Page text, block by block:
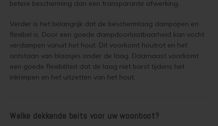
Woonboot oliën
Woonboot beitsen
Schutting behandelen
Veranda verven met de meest duurzame verf van Jotun
Tuinhuis verven in de kleuren wit en grijs
Tuinhuis verven met Jotun Demidekk Ultimate
Jotun Kleurencombinaties
Demidekk Ultimate Tackfarg
Oude Jotun Producten
betere bescherming dan een transparante afwerking.
Verder is het belangrijk dat de beschermlaag dampopen en
flexibel is. Door een goede dampdoorlaatbaarheid kan vocht
verdampen vanuit het hout. Dit voorkomt houtrot en het
ontstaan van blaasjes onder de laag. Daarnaast voorkomt
een goede flexibiliteit dat de laag niet barst tijdens het
inkrimpen en het uitzetten van het hout.
Welke dekkende beits voor uw woonboot?